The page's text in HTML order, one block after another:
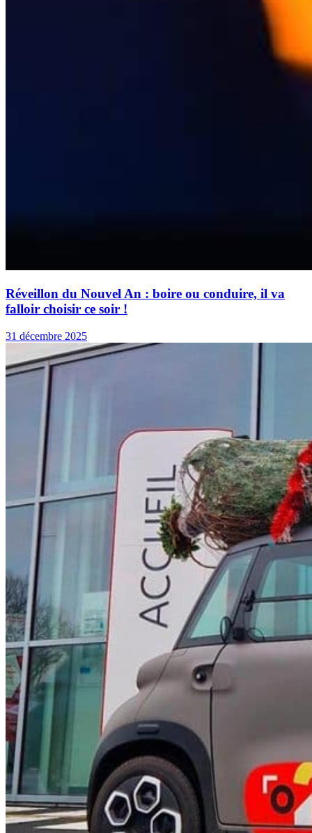
Réveillon du Nouvel An : boire ou conduire, il va
falloir choisir ce soir !
31 décembre 2025